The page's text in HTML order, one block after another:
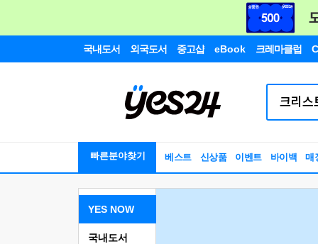
국내도서 외국도서 중고샵 eBook 크레마클럽
빠른분야찾기 베스트 신상품 이벤트 바이백 매
YES NOW
국내도서